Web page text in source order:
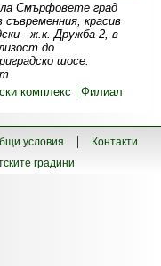
Смърфовете град
красив
- ж.к. Дружба 2, в
до
шосе.
комплекс
Филиал
условия
Контакти
градини